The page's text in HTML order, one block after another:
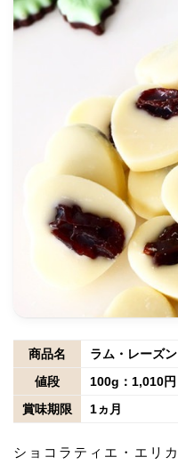
商品名
ラム・レーズン
値段
100g：1,010円
賞味期限
1ヵ月
ショコラティエ・エリ